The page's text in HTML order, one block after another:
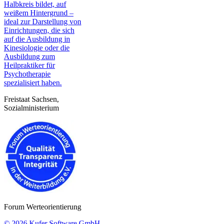
Freistaat Sachsen,
Sozialministerium
Forum Werteorientierung